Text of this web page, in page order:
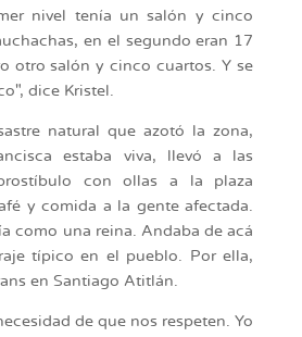
nivel tenía un salón y cinco
en el segundo eran 17
otro salón y cinco cuartos. Y se
dice Kristel.
natural que azotó la zona,
estaba viva, llevó a las
con ollas a la plaza
y comida a la gente afectada.
como una reina. Andaba de acá
típico en el pueblo. Por ella,
en Santiago Atitlán.
de que nos respeten. Yo